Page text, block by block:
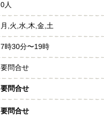
0人
月,火,水,木,金,土
7時30分〜19時
要問合せ
要問合せ
要問合せ